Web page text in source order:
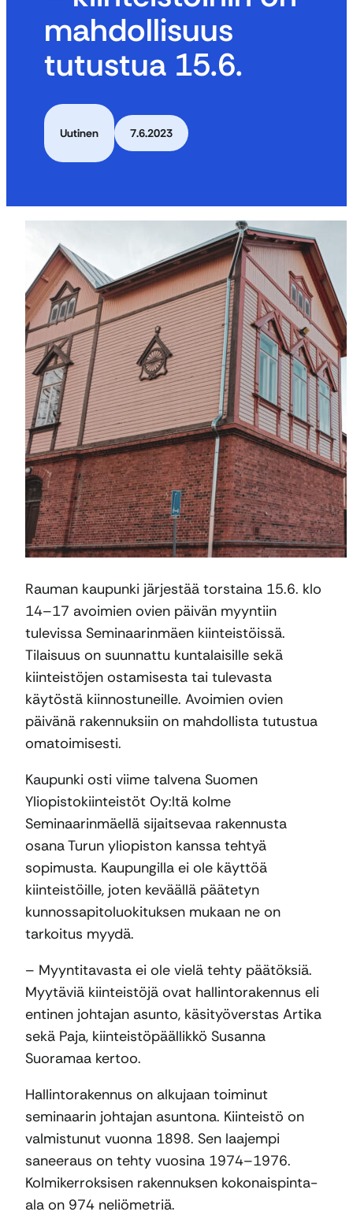
mahdollisuus
tutustua 15.6.
Uutinen 7.6.2023
Rauman kaupunki järjestää torstaina 15.6. klo
14–17 avoimien ovien päivän myyntiin
tulevissa Seminaarinmäen kiinteistöissä.
Tilaisuus on suunnattu kuntalaisille sekä
kiinteistöjen ostamisesta tai tulevasta
käytöstä kiinnostuneille. Avoimien ovien
päivänä rakennuksiin on mahdollista tutustua
omatoimisesti.
Kaupunki osti viime talvena Suomen
Yliopistokiinteistöt Oy:ltä kolme
Seminaarinmäellä sijaitsevaa rakennusta
osana Turun yliopiston kanssa tehtyä
sopimusta. Kaupungilla ei ole käyttöä
kiinteistöille, joten keväällä päätetyn
kunnossapitoluokituksen mukaan ne on
tarkoitus myydä.
– Myyntitavasta ei ole vielä tehty päätöksiä.
Myytäviä kiinteistöjä ovat hallintorakennus eli
entinen johtajan asunto, käsityöverstas Artika
sekä Paja, kiinteistöpäällikkö Susanna
Suoramaa kertoo.
Hallintorakennus on alkujaan toiminut
seminaarin johtajan asuntona. Kiinteistö on
valmistunut vuonna 1898. Sen laajempi
saneeraus on tehty vuosina 1974–1976.
Kolmikerroksisen rakennuksen kokonaispinta-
ala on 974 neliömetriä.